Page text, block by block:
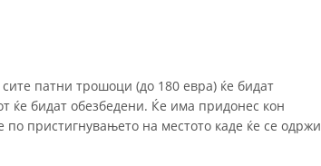
патни трошоци (до 180 евра) ќе бидат
ќе бидат обезбедени. Ќе има придонес кон
пристигнувањето на местото каде ќе се одржи